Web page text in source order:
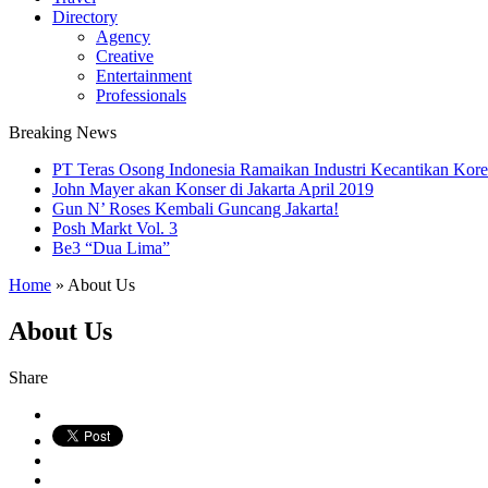
Directory
Agency
Creative
Entertainment
Professionals
Breaking News
PT Teras Osong Indonesia Ramaikan Industri Kecantikan
John Mayer akan Konser di Jakarta April 2019
Gun N’ Roses Kembali Guncang Jakarta!
Posh Markt Vol. 3
Be3 “Dua Lima”
Home » About Us
About Us
Share